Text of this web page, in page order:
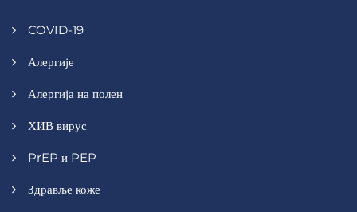
COVID-19
Алергије
Алергија на полен
ХИВ вирус
PrEP и PEP
Здравље коже